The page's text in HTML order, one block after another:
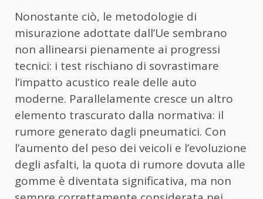
Nonostante ciò, le metodologie di
misurazione adottate dall’Ue sembrano
non allinearsi pienamente ai progressi
tecnici: i test rischiano di sovrastimare
l’impatto acustico reale delle auto
moderne. Parallelamente cresce un altro
elemento trascurato dalla normativa: il
rumore generato dagli pneumatici. Con
l’aumento del peso dei veicoli e l’evoluzione
degli asfalti, la quota di rumore dovuta alle
gomme è diventata significativa, ma non